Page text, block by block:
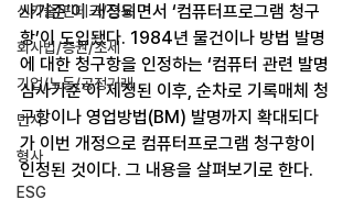
신기술/핀테크/금융
회사법/증권/조세
기업/노동/공정거래
민사
형사
ESG
사기준’이 개정되면서 ‘컴퓨터프로그램 청구
항’이 도입됐다. 1984년 물건이나 방법 발명
에 대한 청구항을 인정하는 ‘컴퓨터 관련 발명
심사기준’이 제정된 이후, 순차로 기록매체 청
구항이나 영업방법(BM) 발명까지 확대되다
가 이번 개정으로 컴퓨터프로그램 청구항이
인정된 것이다. 그 내용을 살펴보기로 한다.